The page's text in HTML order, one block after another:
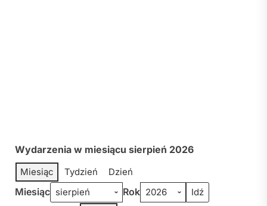
Wydarzenia w miesiącu sierpień 2026
Miesiąc Tydzień Dzień
Miesiąc Rok